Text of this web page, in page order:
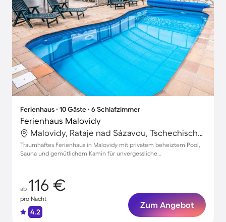
Ferienhaus ∙ 10 Gäste ∙ 6 Schlafzimmer
Ferienhaus Malovidy
Malovidy, Rataje nad Sázavou, Tschechische Republik
Traumhaftes Ferienhaus in Malovidy mit privatem beheiztem Pool,
Sauna und gemütlichem Kamin für unvergessliche
ab 116 €
pro Nacht
4.2
Zum Angebot